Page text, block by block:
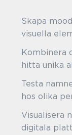
Skapa
visuella
Kombinera
hitta unika
Testa
hos olika
Visualisera
digitala